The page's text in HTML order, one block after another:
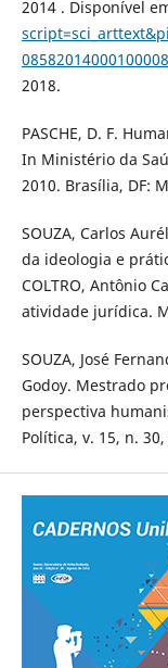
2014 . Disponível
2018.
PASCHE, D. F.
In Ministério da
2010. Brasília, DF:
SOUZA, Carlos
da ideologia e
COLTRO, Antônio
atividade jurídica.
SOUZA, José
Godoy. Mestrado
perspectiva
Política, v. 15, n.